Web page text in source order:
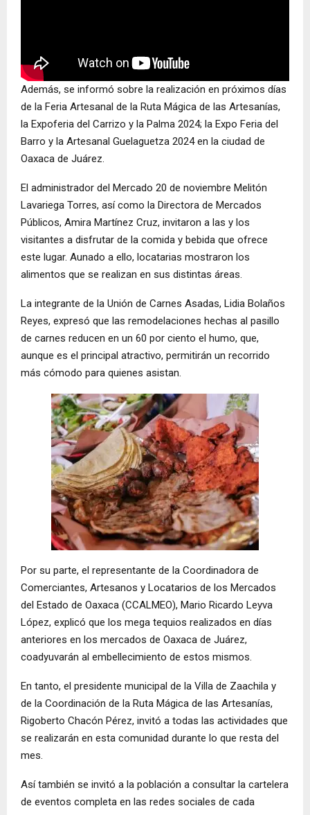
Además, se informó sobre la realización en próximos días
de la Feria Artesanal de la Ruta Mágica de las Artesanías,
la Expoferia del Carrizo y la Palma 2024; la Expo Feria del
Barro y la Artesanal Guelaguetza 2024 en la ciudad de
Oaxaca de Juárez.
El administrador del Mercado 20 de noviembre Melitón
Lavariega Torres, así como la Directora de Mercados
Públicos, Amira Martínez Cruz, invitaron a las y los
visitantes a disfrutar de la comida y bebida que ofrece
este lugar. Aunado a ello, locatarias mostraron los
alimentos que se realizan en sus distintas áreas.
La integrante de la Unión de Carnes Asadas, Lidia Bolaños
Reyes, expresó que las remodelaciones hechas al pasillo
de carnes reducen en un 60 por ciento el humo, que,
aunque es el principal atractivo, permitirán un recorrido
más cómodo para quienes asistan.
Por su parte, el representante de la Coordinadora de
Comerciantes, Artesanos y Locatarios de los Mercados
del Estado de Oaxaca (CCALMEO), Mario Ricardo Leyva
López, explicó que los mega tequios realizados en días
anteriores en los mercados de Oaxaca de Juárez,
coadyuvarán al embellecimiento de estos mismos.
En tanto, el presidente municipal de la Villa de Zaachila y
de la Coordinación de la Ruta Mágica de las Artesanías,
Rigoberto Chacón Pérez, invitó a todas las actividades que
se realizarán en esta comunidad durante lo que resta del
mes.
Así también se invitó a la población a consultar la cartelera
de eventos completa en las redes sociales de cada